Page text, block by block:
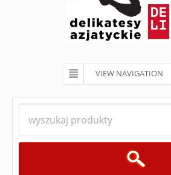
VIEW NAVIGATION